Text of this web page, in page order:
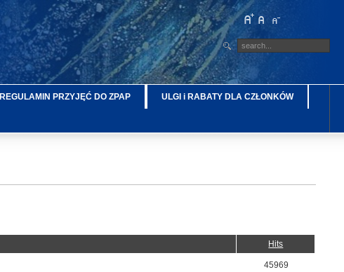
REGULAMIN PRZYJĘĆ DO ZPAP ULGI i RABATY DLA CZŁONKÓW
Hits
45969